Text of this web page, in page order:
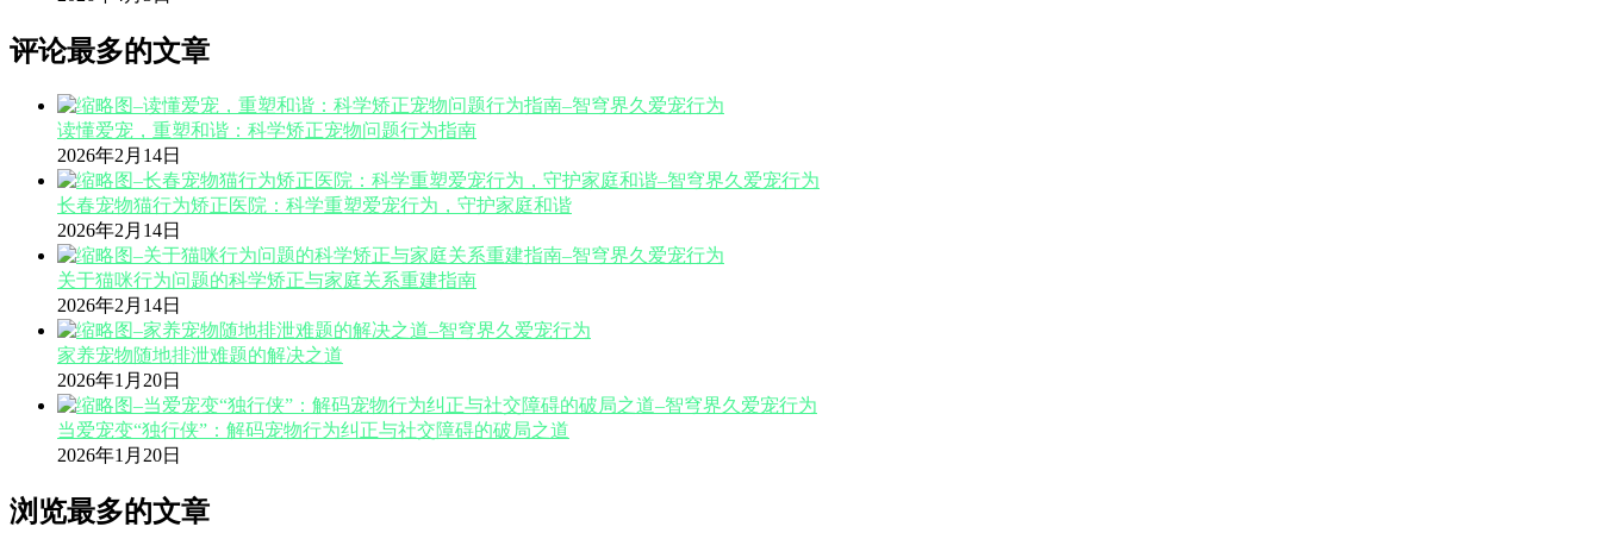
评论最多的文章
读懂爱宠，重塑和谐：科学矫正宠物问题行为指南
2026年2月14日
长春宠物猫行为矫正医院：科学重塑爱宠行为，守护家庭和谐
2026年2月14日
关于猫咪行为问题的科学矫正与家庭关系重建指南
2026年2月14日
家养宠物随地排泄难题的解决之道
2026年1月20日
当爱宠变“独行侠”：解码宠物行为纠正与社交障碍的破局之道
2026年1月20日
浏览最多的文章